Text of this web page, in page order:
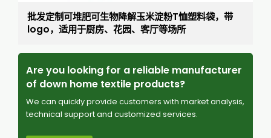
批发定制可堆肥可生物降解玉米淀粉T恤塑料袋，带
logo，适用于厨房、花园、客厅等场所
Are you looking for a reliable manufacturer
of down home textile products?
We can quickly provide customers with market analysis,
technical support and customized services.